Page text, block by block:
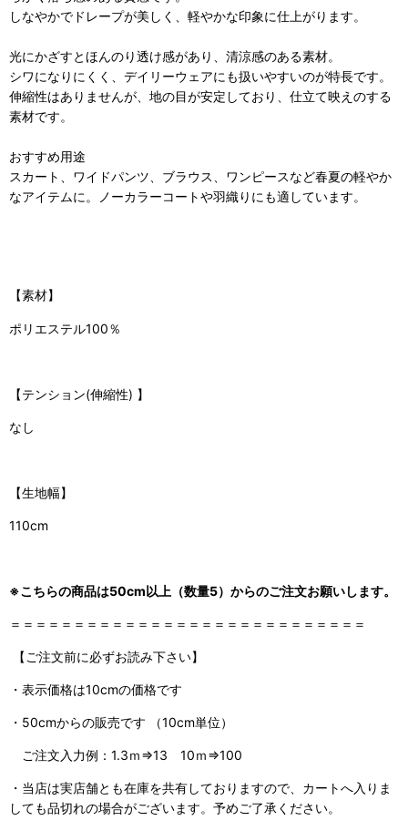
しなやかでドレープが美しく、軽やかな印象に仕上がります。
光にかざすとほんのり透け感があり、清涼感のある素材。
シワになりにくく、デイリーウェアにも扱いやすいのが特長です。
伸縮性はありませんが、地の目が安定しており、仕立て映えのする
素材です。
おすすめ用途
スカート、ワイドパンツ、ブラウス、ワンピースなど春夏の軽やか
なアイテムに。ノーカラーコートや羽織りにも適しています。
【素材】
ポリエステル100％
【テンション(伸縮性) 】
なし
【生地幅】
110cm
※こちらの商品は50cm以上（数量5）からのご注文お願いします。
＝＝＝＝＝＝＝＝＝＝＝＝＝＝＝＝＝＝＝＝＝＝＝＝＝＝＝＝
【ご注文前に必ずお読み下さい】
・表示価格は10cmの価格です
・50cmからの販売です （10cm単位）
ご注文入力例：1.3ｍ⇒13 10ｍ⇒100
・当店は実店舗とも在庫を共有しておりますので、 カートへ入りま
しても品切れの場合がございます。予めご了承ください。